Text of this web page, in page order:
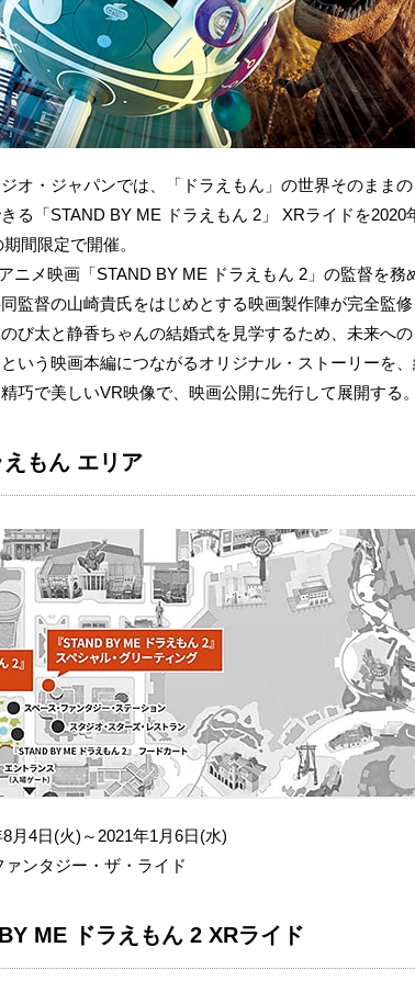
オ・ジャパンでは、「ドラえもん」の世界そのまま
る「STAND BY ME ドラえもん 2」 XRライドを2020
間限定で開催。
ニメ映画「STAND BY ME ドラえもん 2」の監督を務
監督の山崎貴氏をはじめとする映画製作陣が完全監修
び太と静香ちゃんの結婚式を見学するため、未来への
いう映画本編につながるオリジナル・ストーリーを
巧で美しいVR映像で、映画公開に先行して展開する。
もん エリア
月4日(火)～2021年1月6日(水)
ンタジー・ザ・ライド
ME ドラえもん 2 XRライド